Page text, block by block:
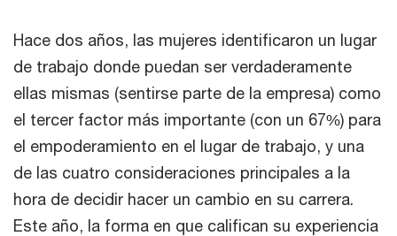
Hace dos años, las mujeres identificaron un lugar
de trabajo donde puedan ser verdaderamente
ellas mismas (sentirse parte de la empresa) como
el tercer factor más importante (con un 67%) para
el empoderamiento en el lugar de trabajo, y una
de las cuatro consideraciones principales a la
hora de decidir hacer un cambio en su carrera.
Este año, la forma en que califican su experiencia